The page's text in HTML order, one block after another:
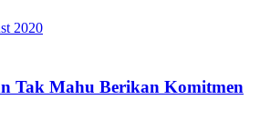
2020
Tak Mahu Berikan Komitmen